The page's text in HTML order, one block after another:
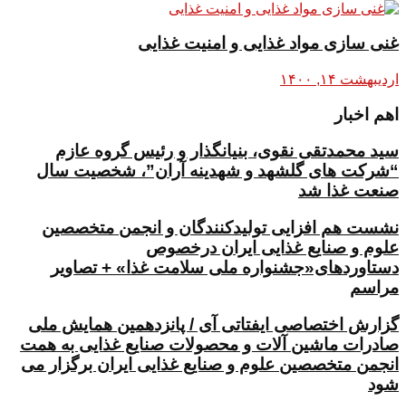
غنی سازی مواد غذایی و امنیت غذایی
اردیبهشت ۱۴, ۱۴۰۰
اهم اخبار
سید محمدتقی نقوی، بنیانگذار و رئیس گروه عازم
“شرکت های گلشهد و شهدینه آران”، شخصیت سال
صنعت غذا شد
نشست هم افزایی تولیدکنندگان و انجمن متخصصین
علوم و صنایع غذایی ایران درخصوص
دستاوردهای«جشنواره ملی سلامت غذا» + تصاویر
مراسم
گزارش اختصاصی ایفتاتی آی / پانزدهمین همایش ملی
صادرات ماشین آلات و محصولات صنایع غذایی به همت
انجمن متخصصین علوم و صنایع غذایی ایران برگزار می
شود